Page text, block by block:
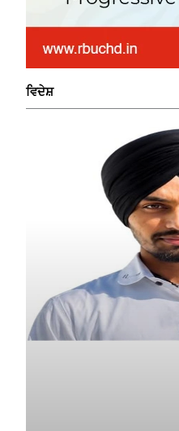
ਵਿਦੇਸ਼